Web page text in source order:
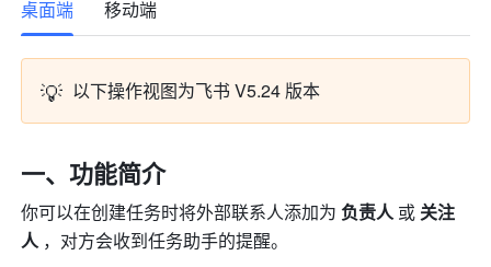
桌面端 移动端
💡 以下操作视图为飞书 V5.24 版本
一、功能简介
你可以在创建任务时将外部联系人添加为 负责人 或 关注
人 ，对方会收到任务助手的提醒。